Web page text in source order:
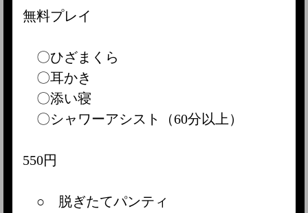
無料プレイ
〇ひざまくら
〇耳かき
〇添い寝
〇シャワーアシスト（60分以上）
550円
○ 脱ぎたてパンティ